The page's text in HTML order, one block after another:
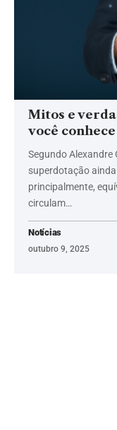
Mitos e
você
Segundo Alexandre
superdotação
principalmente,
circulam…
Notícias
outubro 9, 2025